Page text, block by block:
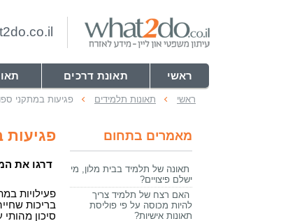
ראשי תאונת דרכים
ראשי תאונות תלמידים פגיעות במתקני
דרגו את
פעילויות
בריכות
סיכון
מאמרים בתחום
תאונה של תלמיד בבית מלון, מי
ישלם פיצויים?
האם רצח של תלמיד צריך
להיות מכוסה על פי פוליסת
תאונות אישיות?